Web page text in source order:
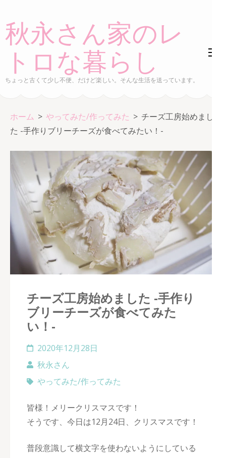
テ
へ
秋永さん家のレ
トロな暮らし
ちょっと古くて少し不便、だけど楽しい。そんな生活を送っています。
ホーム > やってみた/作ってみた > チーズ工房始めまし
た -手作りブリーチーズが食べてみたい！-
チーズ工房始めました -手作り
ブリーチーズが食べてみた
い！-
2020年12月28日
秋永さん
やってみた/作ってみた
皆様！メリークリスマスです！
そうです、今日は12月24日、クリスマスです！
普段意識して横文字を使わないようにしている